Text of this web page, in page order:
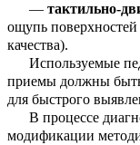
— тактильно-
ощупь поверхностей
качества).
Используемые
приемы должны
для быстрого
В процессе
модификации